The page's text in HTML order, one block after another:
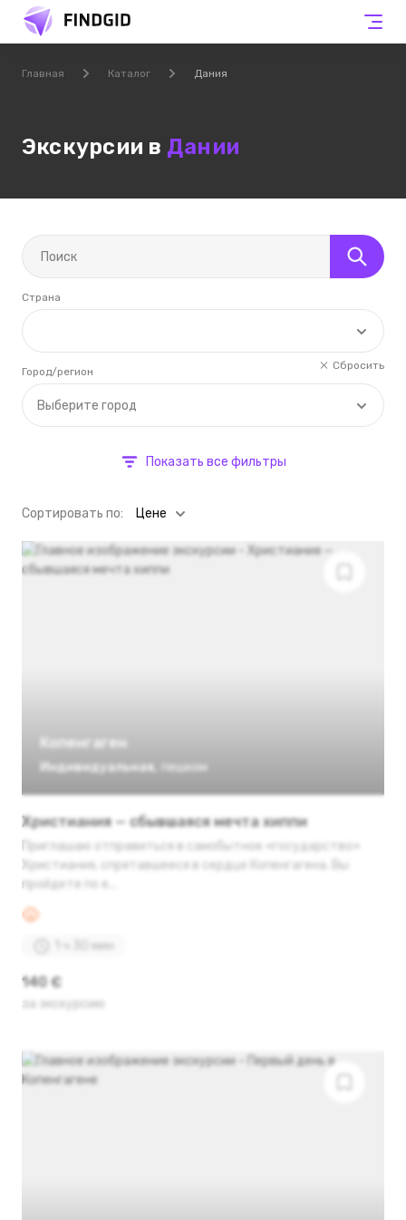
Главная Каталог Дания
Экскурсии в Дании
Страна
Сбросить
Выберите город
Город/регион
Показать все фильтры
Cортировать по: Цене
Копенгаген
Индивидуальная пешком
Христиания — сбывшаяся мечта хиппи
Приглашаю отправиться в самобытное «государство»
Христиания, спрятавшееся в сердце Копенгагена. Вы
пройдете по е...
1 ч 30 мин
140 €
за экскурсию